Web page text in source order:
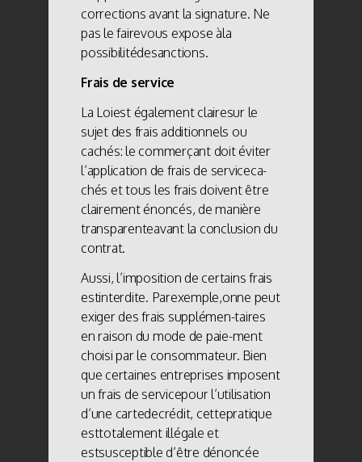
corrections avant la signature. Ne
pas le fairevous expose àla
possibilitédesanctions.
Frais de service
La Loiest également clairesur le
sujet des frais additionnels ou
cachés: le commerçant doit éviter
l’application de frais de serviceca-
chés et tous les frais doivent être
clairement énoncés, de manière
transparenteavant la conclusion du
contrat.
Aussi, l’imposition de certains frais
estinterdite. Parexemple,onne peut
exiger des frais supplémen-taires
en raison du mode de paie-ment
choisi par le consommateur. Bien
que certaines entreprises imposent
un frais de servicepour l’utilisation
d’une cartedecrédit, cettepratique
esttotalement illégale et
estsusceptible d’être dénoncée